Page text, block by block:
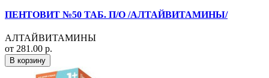
ПЕНТОВИТ №50 ТАБ. П/О /АЛТАЙВИТАМИНЫ/
АЛТАЙВИТАМИНЫ
от 281.00 р.
В корзину